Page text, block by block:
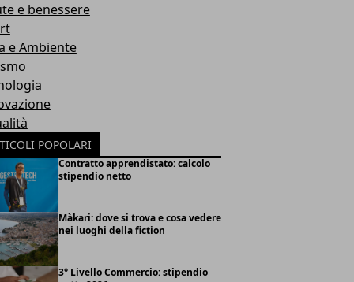
e benessere
e Ambiente
POPOLARI
Contratto apprendistato: calcolo
stipendio netto
Màkari: dove si trova e cosa vedere
nei luoghi della fiction
3° Livello Commercio: stipendio